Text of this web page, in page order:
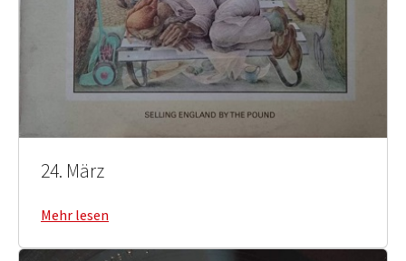
24. März
Mehr lesen